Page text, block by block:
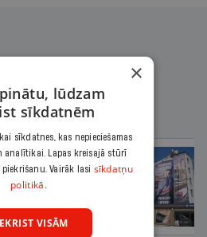
nesodīta par
kampaņu
×
lūdzam
sīkdatnēm
sīkdatnes, kas nepieciešamas
analītikai. Lapas kreisajā stūrī
Vairāk lasi sīkdatņu
politikā.
VISĀM